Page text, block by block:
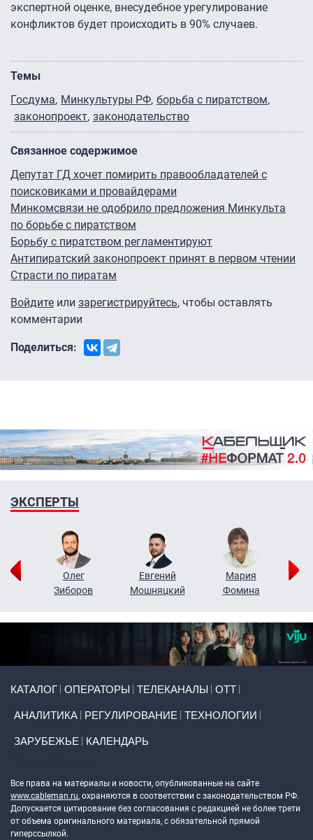
экспертной оценке, внесудебное урегулирование
конфликтов будет происходить в 90% случаев.
Темы
Госдума Минкультуры РФ борьба с пиратством
законопроект законодательство
Связанное содержимое
Депутат ГД хочет помирить правообладателей с
поисковиками и провайдерами
Минкомсвязи не одобрило предложения Минкульта
по борьбе с пиратством
Борьбу с пиратством регламентируют
Антипиратский законопроект принят в первом чтении
Страсти по пиратам
Войдите или зарегистрируйтесь, чтобы оставлять
комментарии
Поделиться:
ЭКСПЕРТЫ
Олег
Зиборов
Евгений
Мошняцкий
Мария
Фомина
КАТАЛОГ ОПЕРАТОРЫ ТЕЛЕКАНАЛЫ ОТТ
АНАЛИТИКА РЕГУЛИРОВАНИЕ ТЕХНОЛОГИИ
ЗАРУБЕЖЬЕ КАЛЕНДАРЬ
Все права на материалы и новости, опубликованные на сайте
www.cableman.ru, охраняются в соответствии с законодательством РФ.
Допускается цитирование без согласования с редакцией не более трети
от объема оригинального материала, с обязательной прямой
гиперссылкой.